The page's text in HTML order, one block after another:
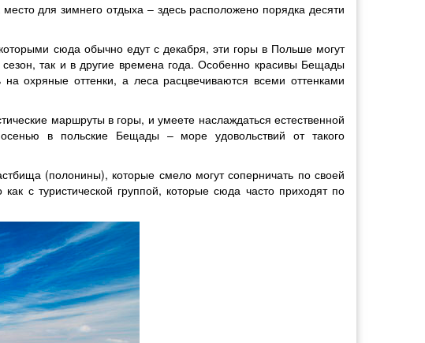
для зимнего отдыха – здесь расположено порядка десяти
сюда обычно едут с декабря, эти горы в Польше могут
так и в другие времена года. Особенно красивы Бещады
охряные оттенки, а леса расцвечиваются всеми оттенками
маршруты в горы, и умеете наслаждаться естественной
осенью в польские Бещады – море удовольствий от такого
(полонины), которые смело могут соперничать по своей
с туристической группой, которые сюда часто приходят по